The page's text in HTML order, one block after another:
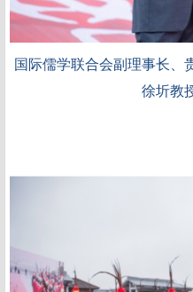
国际儒学联合会副理事长、
徐圻教